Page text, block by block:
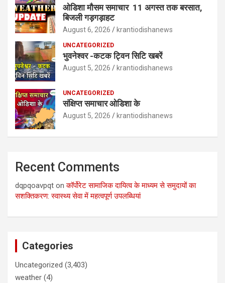
ओडिशा मौसम समाचार 11 अगस्त तक बरसात,
बिजली गड़गड़ाहट
August 6, 2026 krantiodishanews
UNCATEGORIZED
भुवनेश्वर -कटक ट्विन सिटि खबरें
August 5, 2026 krantiodishanews
UNCATEGORIZED
संक्षिप्त समाचार ओडिशा के
August 5, 2026 krantiodishanews
Recent Comments
dqpqoavpqt onकॉर्पोरेट सामाजिक दायित्व के माध्यम से समुदायों का
सशक्तिकरण: स्वास्थ्य सेवा में महत्वपूर्ण उपलब्धियां
Categories
Uncategorized (3,403)
weather (4)